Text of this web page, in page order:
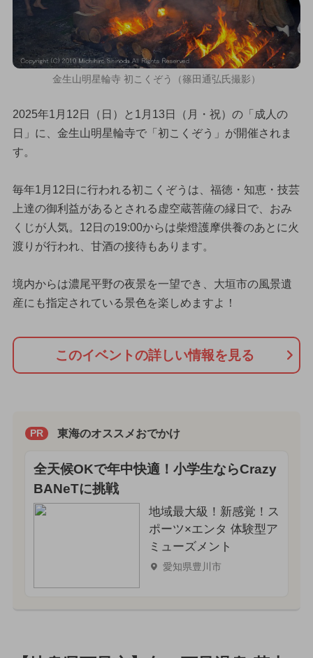
金生山明星輪寺 初こくぞう（篠田通弘氏撮影）
2025年1月12日（日）と1月13日（月・祝）の「成人の
日」に、金生山明星輪寺で「初こくぞう」が開催されま
す。
毎年1月12日に行われる初こくぞうは、福徳・知恵・技芸
上達の御利益があるとされる虚空蔵菩薩の縁日で、おみ
くじが人気。12日の19:00からは柴燈護摩供養のあとに火
渡りが行われ、甘酒の接待もあります。
境内からは濃尾平野の夜景を一望でき、大垣市の風景遺
産にも指定されている景色を楽しめますよ！
このイベントの詳しい情報を見る
PR 東海のオススメおでかけ
全天候OKで年中快適！小学生ならCrazy
BANeTに挑戦
地域最大級！新感覚！ス
ポーツ×エンタ 体験型ア
ミューズメント
愛知県豊川市